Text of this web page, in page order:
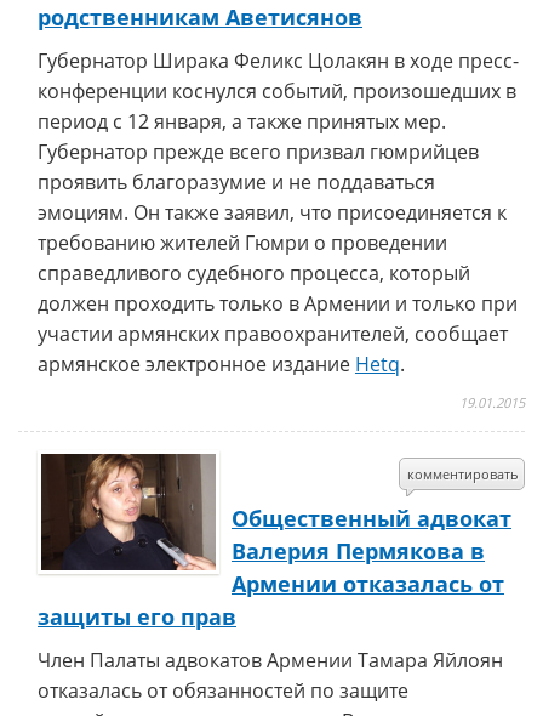
родственникам Аветисянов
Губернатор Ширака Феликс Цолакян в ходе пресс-
конференции коснулся событий, произошедших в
период с 12 января, а также принятых мер.
Губернатор прежде всего призвал гюмрийцев
проявить благоразумие и не поддаваться
эмоциям. Он также заявил, что присоединяется к
требованию жителей Гюмри о проведении
справедливого судебного процесса, который
должен проходить только в Армении и только при
участии армянских правоохранителей, сообщает
армянское электронное издание Hetq.
19.01.2015
комментировать
Общественный адвокат
Валерия Пермякова в
Армении отказалась от
защиты его прав
Член Палаты адвокатов Армении Тамара Яйлоян
отказалась от обязанностей по защите